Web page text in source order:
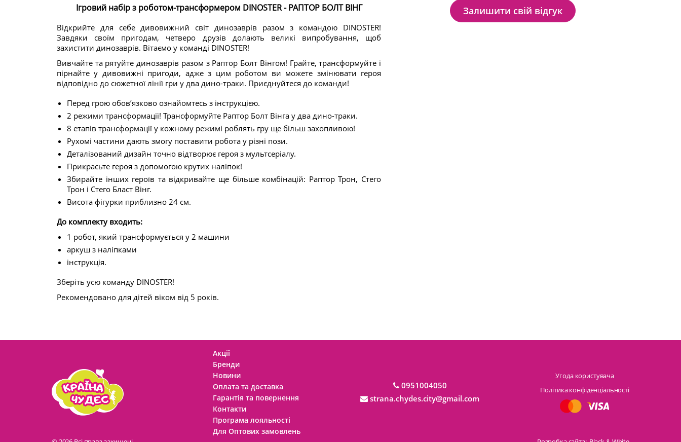
Ігровий набір з роботом-трансформером DINOSTER - РАПТОР БОЛТ ВІНГ
Відкрийте для себе дивовижний світ динозаврів разом з командою DINOSTER!
Завдяки своїм пригодам, четверо друзів долають великі випробування, щоб
захистити динозаврів. Вітаємо у команді DINOSTER!
Вивчайте та рятуйте динозаврів разом з Раптор Болт Вінгом! Грайте, трансформуйте і
пірнайте у дивовижні пригоди, адже з цим роботом ви можете змінювати героя
відповідно до сюжетної лінії гри у два дино-траки. Приєднуйтеся до команди!
Перед грою обов’язково ознайомтесь з інструкцією.
2 режими трансформації! Трансформуйте Раптор Болт Вінга у два дино-траки.
8 етапів трансформації у кожному режимі роблять гру ще більш захопливою!
Рухомі частини дають змогу поставити робота у різні пози.
Деталізований дизайн точно відтворює героя з мультсеріалу.
Прикрасьте героя з допомогою крутих наліпок!
Збирайте інших героїв та відкривайте ще більше комбінацій: Раптор Трон, Стего
Трон і Стего Бласт Вінг.
Висота фігурки приблизно 24 см.
До комплекту входить:
1 робот, який трансформується у 2 машини
аркуш з наліпками
інструкція.
Зберіть усю команду DINOSTER!
Рекомендовано для дітей віком від 5 років.
Залишити свій відгук
Акції
Бренди
Новини
Оплата та доставка
Гарантія та повернення
Контакти
Програма лояльності
Для Оптових замовлень
0951004050
strana.chydes.city@gmail.com
Угода користувача
Політика конфіденціальності